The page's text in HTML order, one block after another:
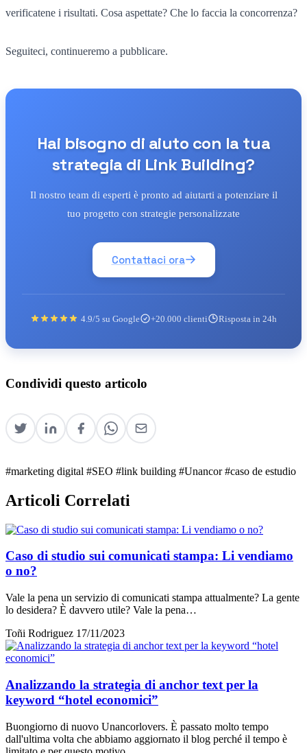
verificatene i risultati. Cosa aspettate? Che lo faccia la concorrenza?
Seguiteci, continueremo a pubblicare.
Hai bisogno di aiuto con la tua
strategia di Link Building?
Il nostro team di esperti è pronto ad aiutarti a potenziare il
tuo progetto con strategie personalizzate
Contattaci ora
4.9/5 su Google +20.000 clienti Risposta in 24h
Condividi questo articolo
#marketing digital #SEO #link building #Unancor#caso de estudio
Articoli Correlati
Caso di studio sui comunicati stampa: Li vendiamo
o no?
Vale la pena un servizio di comunicati stampa attualmente? La gente
lo desidera? È davvero utile? Vale la pena…
Toñi Rodriguez 17/11/2023
Analizzando la strategia di anchor text per la
keyword “hotel economici”
Buongiorno di nuovo Unancorlovers. È passato molto tempo
dall'ultima volta che abbiamo aggiornato il blog perché il tempo è